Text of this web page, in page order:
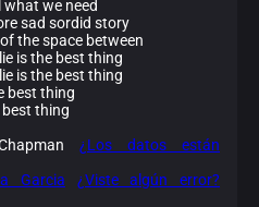
what we need
sad sordid story
the space between
is the best thing
is the best thing
best thing
best thing
¿Los datos están
Garcia
¿Viste algún error?